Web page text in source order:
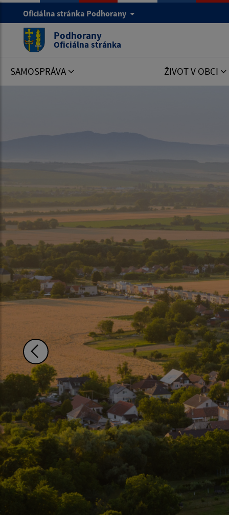
Oficiálna stránka Podhorany
Podhorany
Oficiálna stránka
SAMOSPRÁVA ŽIVOT V OBCI